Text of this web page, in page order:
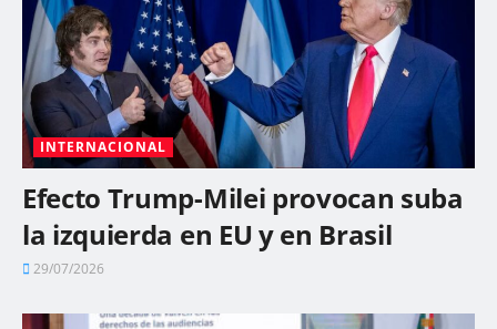
INTERNACIONAL
Efecto Trump-Milei provocan suba
la izquierda en EU y en Brasil
29/07/2026